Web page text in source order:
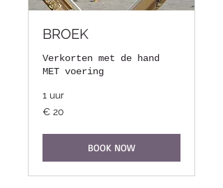
BROEK
Verkorten met de hand
MET voering
1 uur
20
euro
€ 20
BOOK NOW